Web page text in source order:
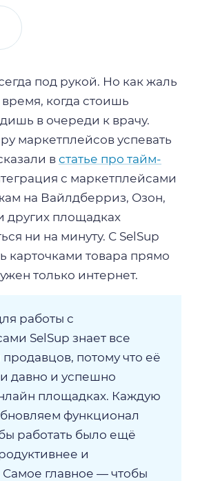
под рукой. Но как жаль
время, когда стоишь
в очереди к врачу.
маркетплейсов успевать
в статье про тайм-
с маркетплейсами
на Вайлдберриз, Озон,
других площадках
ни на минуту. С SelSup
карточками товара прямо
только интернет.
работы с
SelSup знает все
потому что её
давно и успешно
площадках. Каждую
функционал
работать было ещё
и
главное — чтобы